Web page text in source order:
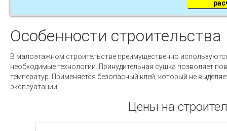
Особенности строительства
В малоэтажном строительстве преимущественно
необходимые технологии. Принудительная сушка позволяет
температур. Применяется безопасный клей, который не
эксплуатации.
Цены на